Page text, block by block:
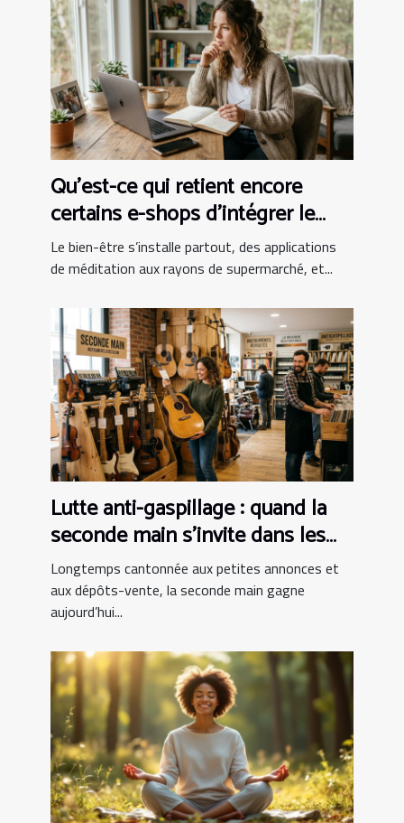
Qu’est-ce qui retient encore
certains e-shops d’intégrer le
bien-être au panier ?
Le bien-être s’installe partout, des applications
de méditation aux rayons de supermarché, et...
Lutte anti-gaspillage : quand la
seconde main s’invite dans les
boutiques d’instruments
Longtemps cantonnée aux petites annonces et
aux dépôts-vente, la seconde main gagne
aujourd’hui...